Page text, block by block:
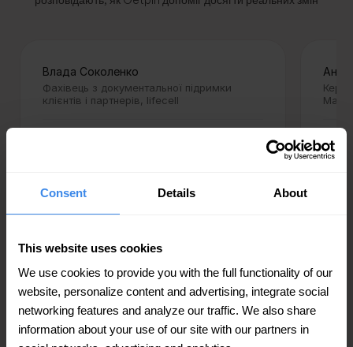
Consent Details About
This website uses cookies
We use cookies to provide you with the full functionality of our
website, personalize content and advertising, integrate social
networking features and analyze our traffic. We also share
information about your use of our site with our partners in
Влада Соколенко
Фахівець з документальної підримки
клієнтів і партнерів, lifecell
швидко, якісно та ефективно.
виконана на 100%, публікація
новин допомагає в рекламній
інтеграції і ми вже на крок
вперед ніж конкуренти. Розміщені
“Ми